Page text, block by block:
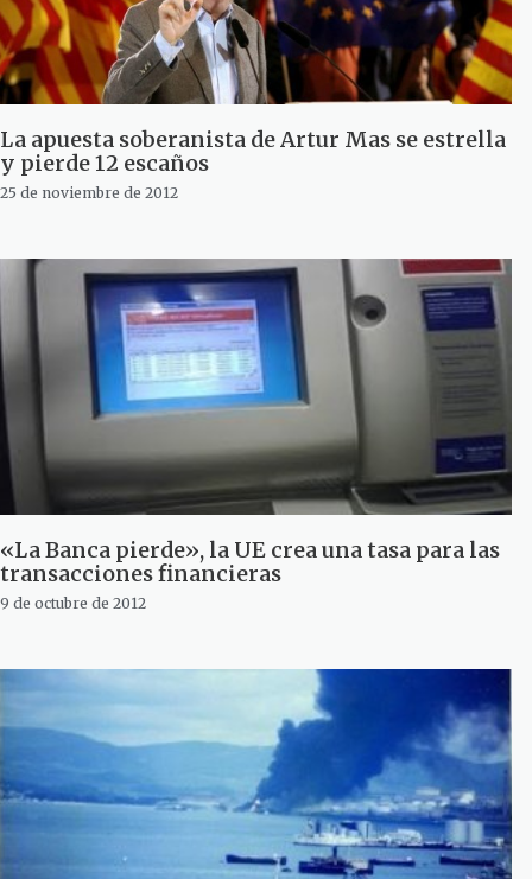
La apuesta soberanista de Artur Mas se estrella
y pierde 12 escaños
25 de noviembre de 2012
«La Banca pierde», la UE crea una tasa para las
transacciones financieras
9 de octubre de 2012